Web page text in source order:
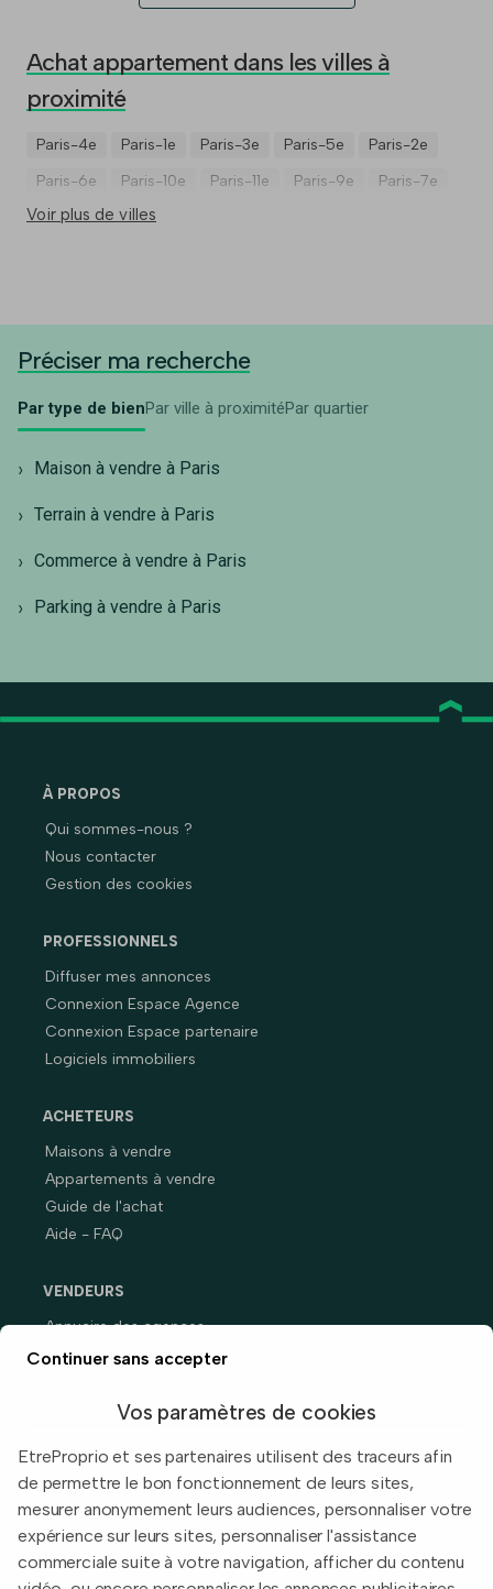
Achat appartement dans les villes à
proximité
Paris-4e Paris-1e Paris-3e Paris-5e
Paris-2e
Paris-6e
Paris-10e Paris-11e Paris-9e Paris-7e
Voir plus de villes
Préciser ma recherche
Par type de bienPar ville à proximitéPar quartier
Maison à vendre à Paris
Terrain à vendre à Paris
Commerce à vendre à Paris
Parking à vendre à Paris
À PROPOS
Qui sommes-nous ?
Nous contacter
Gestion des cookies
PROFESSIONNELS
Diffuser mes annonces
Connexion Espace Agence
Connexion Espace partenaire
Logiciels immobiliers
ACHETEURS
Maisons à vendre
Appartements à vendre
Guide de l'achat
Aide - FAQ
VENDEURS
Annuaire des agences
Prix immobiliers en France
Informations légales
Conditions d'utilisation
Continuer sans accepter
Vos paramètres de cookies
EtreProprio et ses partenaires utilisent des traceurs afin
de permettre le bon fonctionnement de leurs sites,
mesurer anonymement leurs audiences, personnaliser votre
expérience sur leurs sites, personnaliser l'assistance
commerciale suite à votre navigation, afficher du contenu